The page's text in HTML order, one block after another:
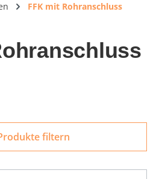
FFK mit Rohranschluss
filtern